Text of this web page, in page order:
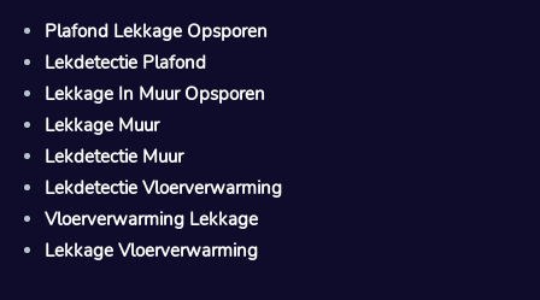
Plafond Lekkage Opsporen
Lekdetectie Plafond
Lekkage In Muur Opsporen
Lekkage Muur
Lekdetectie Muur
Lekdetectie Vloerverwarming
Vloerverwarming Lekkage
Lekkage Vloerverwarming